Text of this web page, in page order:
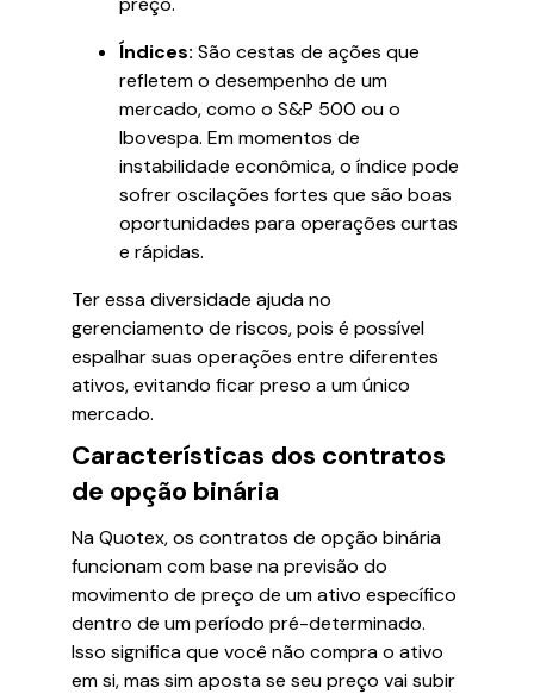
Índices: São cestas de ações que
refletem o desempenho de um
mercado, como o S&P 500 ou o
Ibovespa. Em momentos de
instabilidade econômica, o índice pode
sofrer oscilações fortes que são boas
oportunidades para operações curtas
e rápidas.
Ter essa diversidade ajuda no
gerenciamento de riscos, pois é possível
espalhar suas operações entre diferentes
ativos, evitando ficar preso a um único
mercado.
Características dos contratos
de opção binária
Na Quotex, os contratos de opção binária
funcionam com base na previsão do
movimento de preço de um ativo específico
dentro de um período pré-determinado.
Isso significa que você não compra o ativo
em si, mas sim aposta se seu preço vai subir